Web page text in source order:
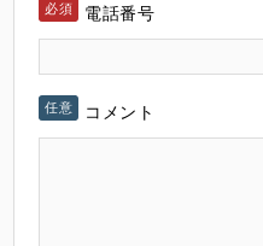
電話番号
コメント